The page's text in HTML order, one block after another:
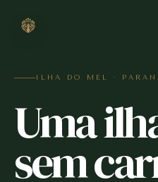
ILHA DO MEL ·
Uma
sem